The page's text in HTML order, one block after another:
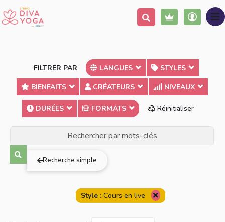
FILTRER PAR LANGUES
STYLES
BIENFAITS
CRÉATEURS NIVEAUX
DURÉES FORMATS Réinitialiser
Terme exact Au moins un des mots
Recherche simple
Style : Cours en live